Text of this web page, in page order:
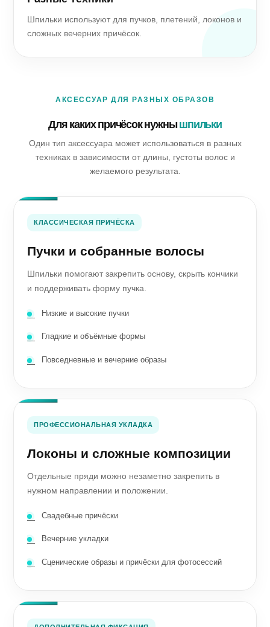
Шпильки используют для пучков, плетений, локонов и
сложных вечерних причёсок.
АКСЕССУАР ДЛЯ РАЗНЫХ ОБРАЗОВ
Для каких причёсок нужнышпильки
Один тип аксессуара может использоваться в разных
техниках в зависимости от длины, густоты волос и
желаемого результата.
КЛАССИЧЕСКАЯ ПРИЧЁСКА
Пучки и собранные волосы
Шпильки помогают закрепить основу, скрыть кончики
и поддерживать форму пучка.
Низкие и высокие пучки
Гладкие и объёмные формы
Повседневные и вечерние образы
ПРОФЕССИОНАЛЬНАЯ УКЛАДКА
Локоны и сложные композиции
Отдельные пряди можно незаметно закрепить в
нужном направлении и положении.
Свадебные причёски
Вечерние укладки
Сценические образы и причёски для фотосессий